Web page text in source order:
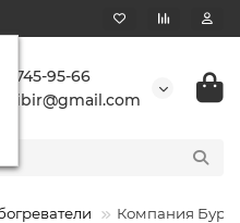
745-95-66
Компания